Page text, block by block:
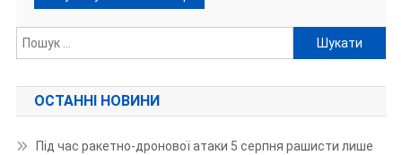
Пошук:
ОСТАННІ НОВИНИ
Під час ракетно-дронової атаки 5 серпня рашисти лише